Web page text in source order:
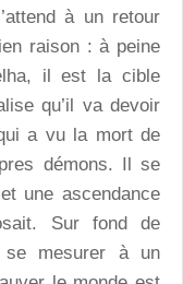
à un retour
raison : à peine
il est la cible
qu’il va devoir
a vu la mort de
démons. Il se
une ascendance
Sur fond de
se mesurer à un